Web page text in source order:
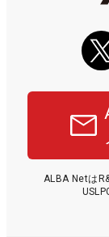
ALBA Netは